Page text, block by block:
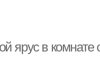
ярус в